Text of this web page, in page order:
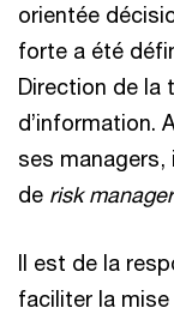
orientée
forte a été
Direction de la
d’information.
ses managers,
de risk manager
Il est de la
faciliter la